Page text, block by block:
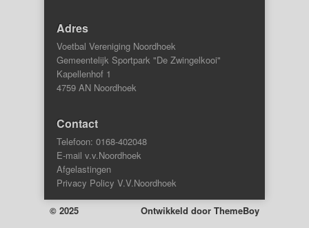
Adres
Voetbal Vereniging Noordhoek
Gemeentelijk Sportpark "De Zwingelkooi"
Kapellenhof 1
4759 AN Noordhoek
Contact
Telefoon: 0168-402048
E-mail v.v.Noordhoek
Afgelastingen
Privacy Policy V.V.Noordhoek
© 2025 Ontwikkeld door ThemeBoy